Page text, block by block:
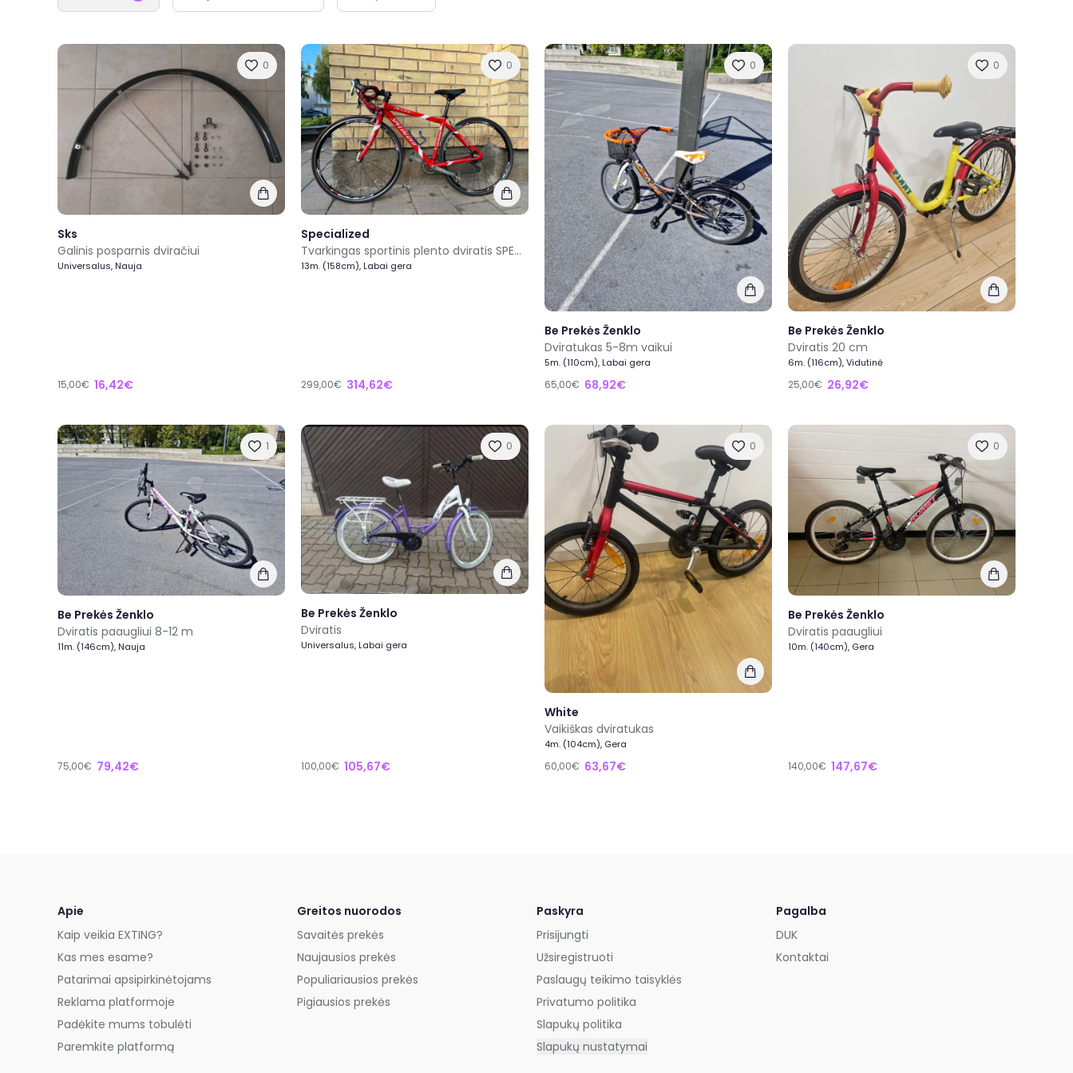
0
Sks
Galinis posparnis dviračiui
Universalus, Nauja
15,00€ 16,42€
0
Specialized
Tvarkingas sportinis plento dviratis SPECIALIZED
13m. (158cm), Labai gera
299,00€ 314,62€
0
Be Prekės Ženklo
Dviratukas 5-8m vaikui
5m. (110cm), Labai gera
65,00€ 68,92€
0
Be Prekės Ženklo
Dviratis 20 cm
6m. (116cm), Vidutinė
25,00€ 26,92€
1
Be Prekės Ženklo
Dviratis paaugliui 8-12 m
11m. (146cm), Nauja
75,00€ 79,42€
0
Be Prekės Ženklo
Dviratis
Universalus, Labai gera
100,00€ 105,67€
0
White
Vaikiškas dviratukas
4m. (104cm), Gera
60,00€ 63,67€
0
Be Prekės Ženklo
Dviratis paaugliui
10m. (140cm), Gera
140,00€ 147,67€
Apie
Kaip veikia EXTING?
Kas mes esame?
Patarimai apsipirkinėtojams
Reklama platformoje
Padėkite mums tobulėti
Paremkite platformą
Greitos nuorodos
Savaitės prekės
Naujausios prekės
Populiariausios prekės
Pigiausios prekės
Paskyra
Prisijungti
Užsiregistruoti
Paslaugų teikimo taisyklės
Privatumo politika
Slapukų politika
Slapukų nustatymai
Pagalba
DUK
Kontaktai